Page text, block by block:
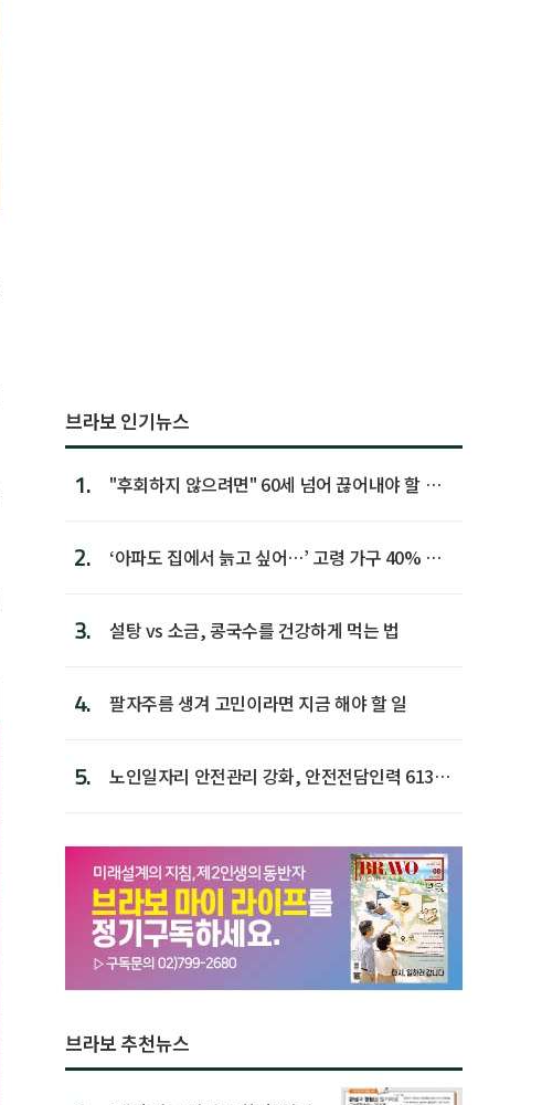
브라보 인기뉴스
1.
"후회하지 않으려면" 60세 넘어 끊어내야 할 사
2.
‘아파도 집에서 늙고 싶어…’ 고령 가구 40% 노
3. 설탕 vs 소금, 콩국수를 건강하게 먹는 법
4. 팔자주름 생겨 고민이라면 지금 해야 할 일
5.
노인일자리 안전관리 강화, 안전전담인력 613명
브라보 추천뉴스